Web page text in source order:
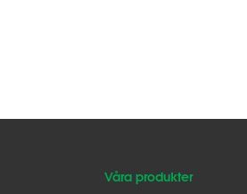
Våra produkter